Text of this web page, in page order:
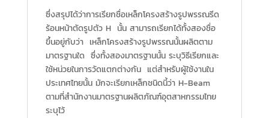
ซึ่งสรุปได้ว่าการเรียกชื่อเหล็กโครงสร้างรูปพรรณรีด
ร้อนหน้าตัดรูปตัว H นั้น สามารถเรียกได้ทั้งสองชื่อ
ขึ้นอยู่กับว่า เหล็กโครงสร้างรูปพรรณนั้นผลิตตาม
มาตรฐานใด ซึ่งทั้งสองมาตรฐานนั้น ระบุวิธีเรียกและ
ใช้หน่วยในการวัดแตกต่างกัน แต่สำหรับผู้ใช้งานใน
ประเทศไทยนั้น มักจะเรียกเหล็กชนิดนี้ว่า H-Beam
ตามที่สำนักงานมาตรฐานผลิตภัณฑ์อุตสาหกรรมไทย
ระบุไว้